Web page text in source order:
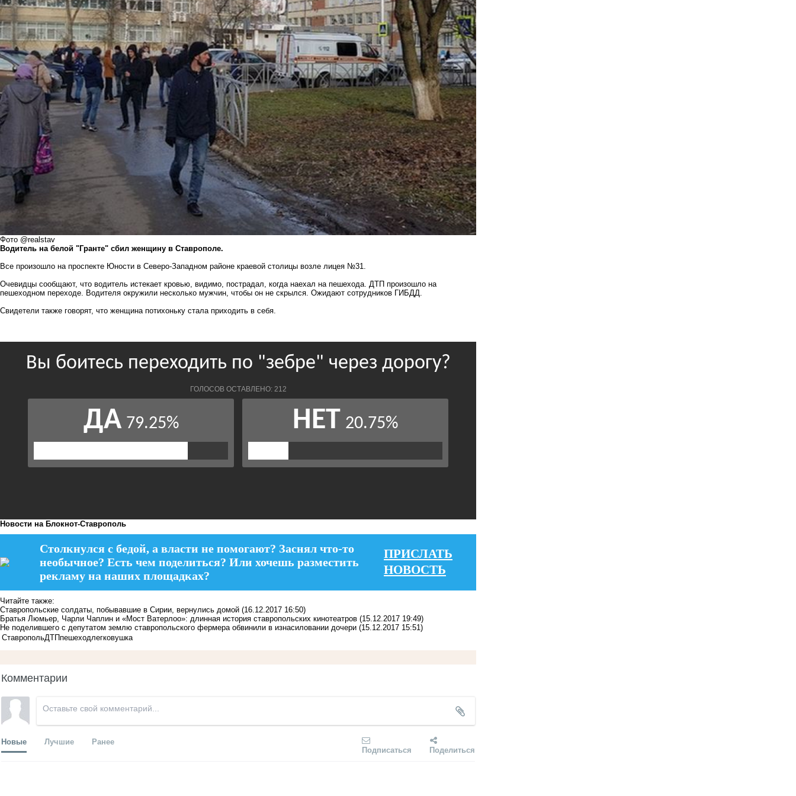
Фото @realstav
Водитель на белой "Гранте" сбил женщину в Ставрополе.
Все произошло на проспекте Юности в Северо-Западном районе краевой столицы возле лицея №31.
Очевидцы сообщают, что водитель истекает кровью, видимо, пострадал, когда наехал на пешехода. ДТП произошло на
пешеходном переходе. Водителя окружили несколько мужчин, чтобы он не скрылся. Ожидают сотрудников ГИБДД.
Свидетели также говорят, что женщина потихоньку стала приходить в себя.
Новости на Блoкнoт-Ставрополь
Столкнулся с бедой, а власти не помогают? Заснял что-то
необычное? Есть чем поделиться? Или хочешь разместить
рекламу на наших площадках?
ПРИСЛАТЬ
НОВОСТЬ
Читайте также:
Ставропольские солдаты, побывавшие в Сирии, вернулись домой (16.12.2017 16:50)
Братья Люмьер, Чарли Чаплин и «Мост Ватерлоо»: длинная история ставропольских кинотеатров (15.12.2017 19:49)
Не поделившего с депутатом землю ставропольского фермера обвинили в изнасиловании дочери (15.12.2017 15:51)
СтавропольДТПпешеходлегковушка
Комментарии
Новые Лучшие Ранее
Подписаться Поделиться